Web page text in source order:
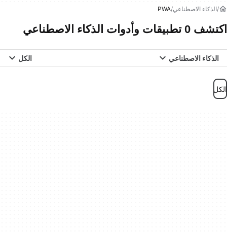
الذكاء الاصطناعي PWA
اكتشف 0 تطبيقات وأدوات الذكاء الاصطناعي
الذكاء الاصطناعي الكل
الكل